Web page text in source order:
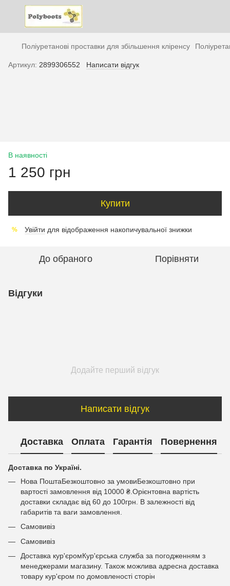
Поліуретанові проставки для збільшення кліренсу
Артикул: 2899306552 Написати відгук
В наявності
1 250 грн
Купити
% Увійти для відображення накопичувальної знижки
До обраного Порівняти
Відгуки
Додайте перший відгук
Написати відгук
Доставка Оплата Гарантія Повернення
Доставка по Україні.
Нова ПоштаБезкоштовно за умовиБезкоштовно при
вартості замовлення від 10000 ₴.Орієнтовна вартість
доставки складає від 60 до 100грн. В залежності від
габаритів та ваги замовлення.
Самовивіз
Самовивіз
Доставка кур'єромКур'єрська служба за погодженням з
менеджерами магазину. Також можлива адресна доставка
товару кур'єром по домовленості сторін